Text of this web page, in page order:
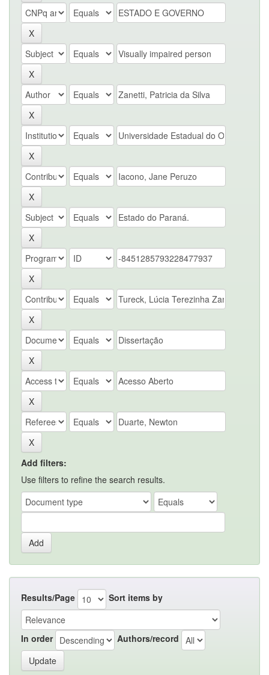
Add filters:
Use filters to refine the search results.
Results/Page Sort items by
In order Authors/record